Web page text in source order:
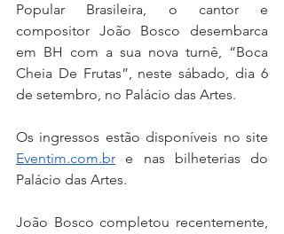
Popular Brasileira, o cantor e
compositor João Bosco desembarca
em BH com a sua nova turnê, “Boca
Cheia De Frutas”, neste sábado, dia 6
de setembro, no Palácio das Artes.
Eventim.com.br e nas bilheterias do
Palácio das Artes.
João Bosco completou recentemente,